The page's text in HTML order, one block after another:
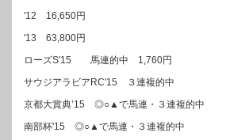
'12 16,650円
'13 63,800円
ローズS'15 馬連的中 1,760円
サウジアラビアRC'15 ３連複的中
京都大賞典’15 ◎○▲で馬連・３連複的中
南部杯'15 ◎○▲で馬連・３連複的中